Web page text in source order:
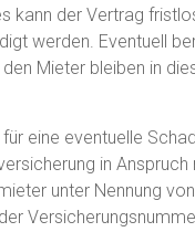
kann der Vertrag
werden. Eventuell
Mieter bleiben in
eine eventuelle
in Anspruch
unter Nennung